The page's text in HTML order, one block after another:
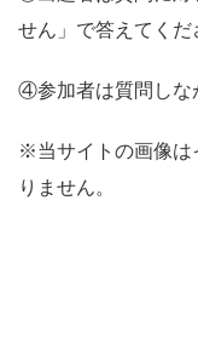
せん」で答えてくだ
④参加者は質問しな
※当サイトの画像は
りません。